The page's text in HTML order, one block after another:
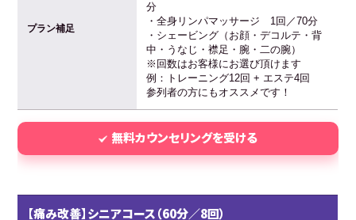
プラン補足
分
・全身リンパマッサージ 1回／70分
・シェービング（お顔・デコルテ・背
中・うなじ・襟足・腕・二の腕）
※回数はお客様にお選び頂けます
例：トレーニング12回 + エステ4回
参列者の方にもオススメです！
無料カウンセリングを受ける
【痛み改善】シニアコース（60分／8回）